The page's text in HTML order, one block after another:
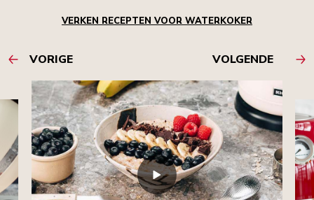
VERKEN RECEPTEN VOOR WATERKOKER
VORIGE VOLGENDE